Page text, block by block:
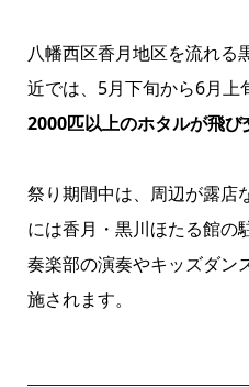
八幡西区香月地区を流れる
近では、5月下旬から6月上
2000匹以上のホタルが飛び
祭り期間中は、周辺が露店
には香月・黒川ほたる館の
奏楽部の演奏やキッズダン
施されます。